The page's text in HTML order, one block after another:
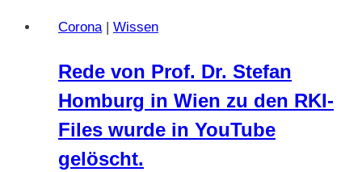
H.
vom
Januar
2011
und
fertiggestellt
Corona| Wissen
Rede von Prof. Dr. Stefan
Homburg in Wien zu den RKI-
Files wurde in YouTube
gelöscht.